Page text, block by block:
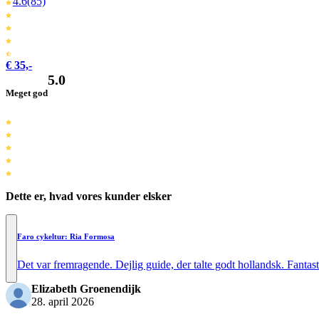
€ 35,-
Meget god
5.0
Dette er, hvad vores kunder elsker
Faro cykeltur: Ria Formosa
Det var fremragende. Dejlig guide, der talte godt hollandsk.
Elizabeth Groenendijk
28. april 2026